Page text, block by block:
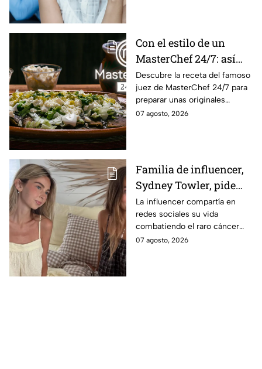
Con el estilo de un
MasterChef 24/7: así
prepara el Chef Herrera
unas enfrijoladas al
chipotle
Descubre la receta del famoso
juez de MasterChef 24/7 para
preparar unas originales
enfrijoladas con una salsa llena
07 agosto, 2026
Familia de influencer,
Sydney Towler, pide
apoyo de 75, 000
dólares para honrar su
memoria
La influencer compartía en
redes sociales su vida
combatiendo el raro cáncer
que le aquejaba. Hoy la familia
07 agosto, 2026